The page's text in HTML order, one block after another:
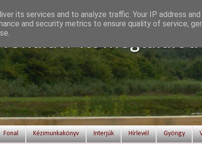
fonalat? Itt
Fonal Kézimunkakönyv Interjúk Hírlevél Gyöngy
its services and to analyze traffic. Your IP address
and security metrics to ensure quality of service,